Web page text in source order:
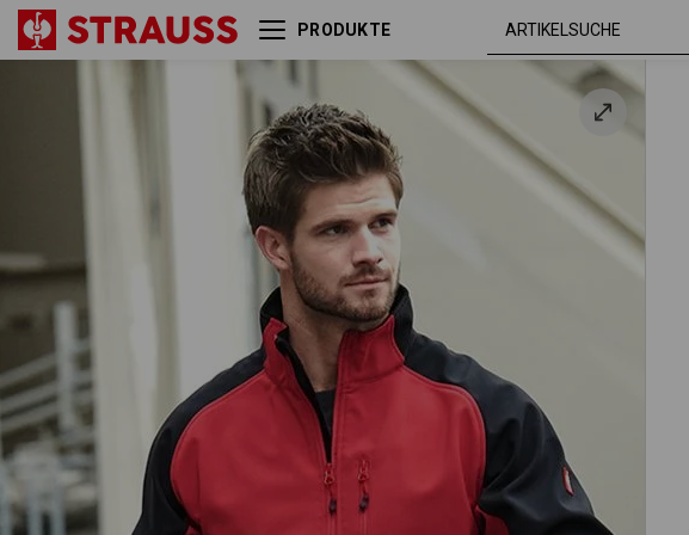
PRODUKTE
Softshell Jacke dryplexx®
schwarz
S